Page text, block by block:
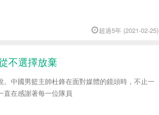
超過5年 (2021-02-25)
不選擇放棄
中國男籃主帥杜鋒在面對媒體的鏡頭時，不止一
直在感謝著每一位隊員